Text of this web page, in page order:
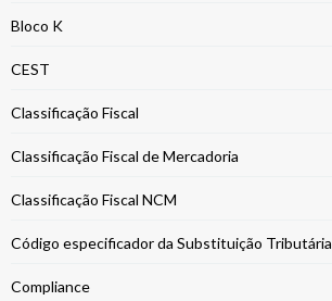
Bloco K
CEST
Classificação Fiscal
Classificação Fiscal de Mercadoria
Classificação Fiscal NCM
Código especificador da Substituição Tributária
Compliance